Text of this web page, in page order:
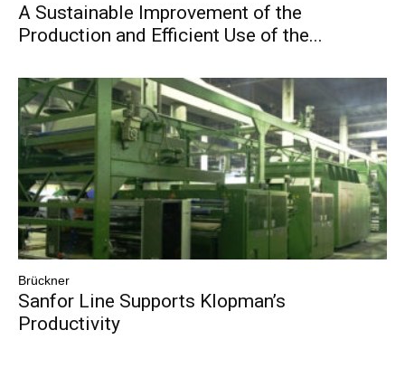
A Sustainable Improvement of the
Production and Efficient Use of the...
Brückner
Sanfor Line Supports Klopman’s
Productivity